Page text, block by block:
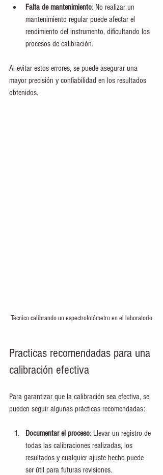
Falta de mantenimiento: No realizar un
mantenimiento regular puede afectar el
rendimiento del instrumento, dificultando los
procesos de calibración.
Al evitar estos errores, se puede asegurar una
mayor precisión y confiabilidad en los resultados
obtenidos.
Técnico calibrando un espectrofotómetro en el laboratorio
Practicas recomendadas para una
calibración efectiva
Para garantizar que la calibración sea efectiva, se
pueden seguir algunas prácticas recomendadas:
Documentar el proceso: Llevar un registro de
todas las calibraciones realizadas, los
resultados y cualquier ajuste hecho puede
ser útil para futuras revisiones.